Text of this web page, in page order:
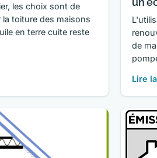
les choix sont de
toiture des maisons
en terre cuite reste
de
Lire